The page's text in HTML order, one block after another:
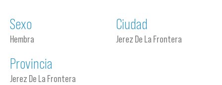
Sexo
Hembra
Ciudad
Jerez De La Frontera
Provincia
Jerez De La Frontera